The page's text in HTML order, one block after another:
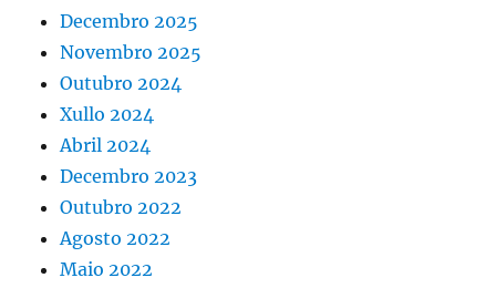
Decembro 2025
Novembro 2025
Outubro 2024
Xullo 2024
Abril 2024
Decembro 2023
Outubro 2022
Agosto 2022
Maio 2022